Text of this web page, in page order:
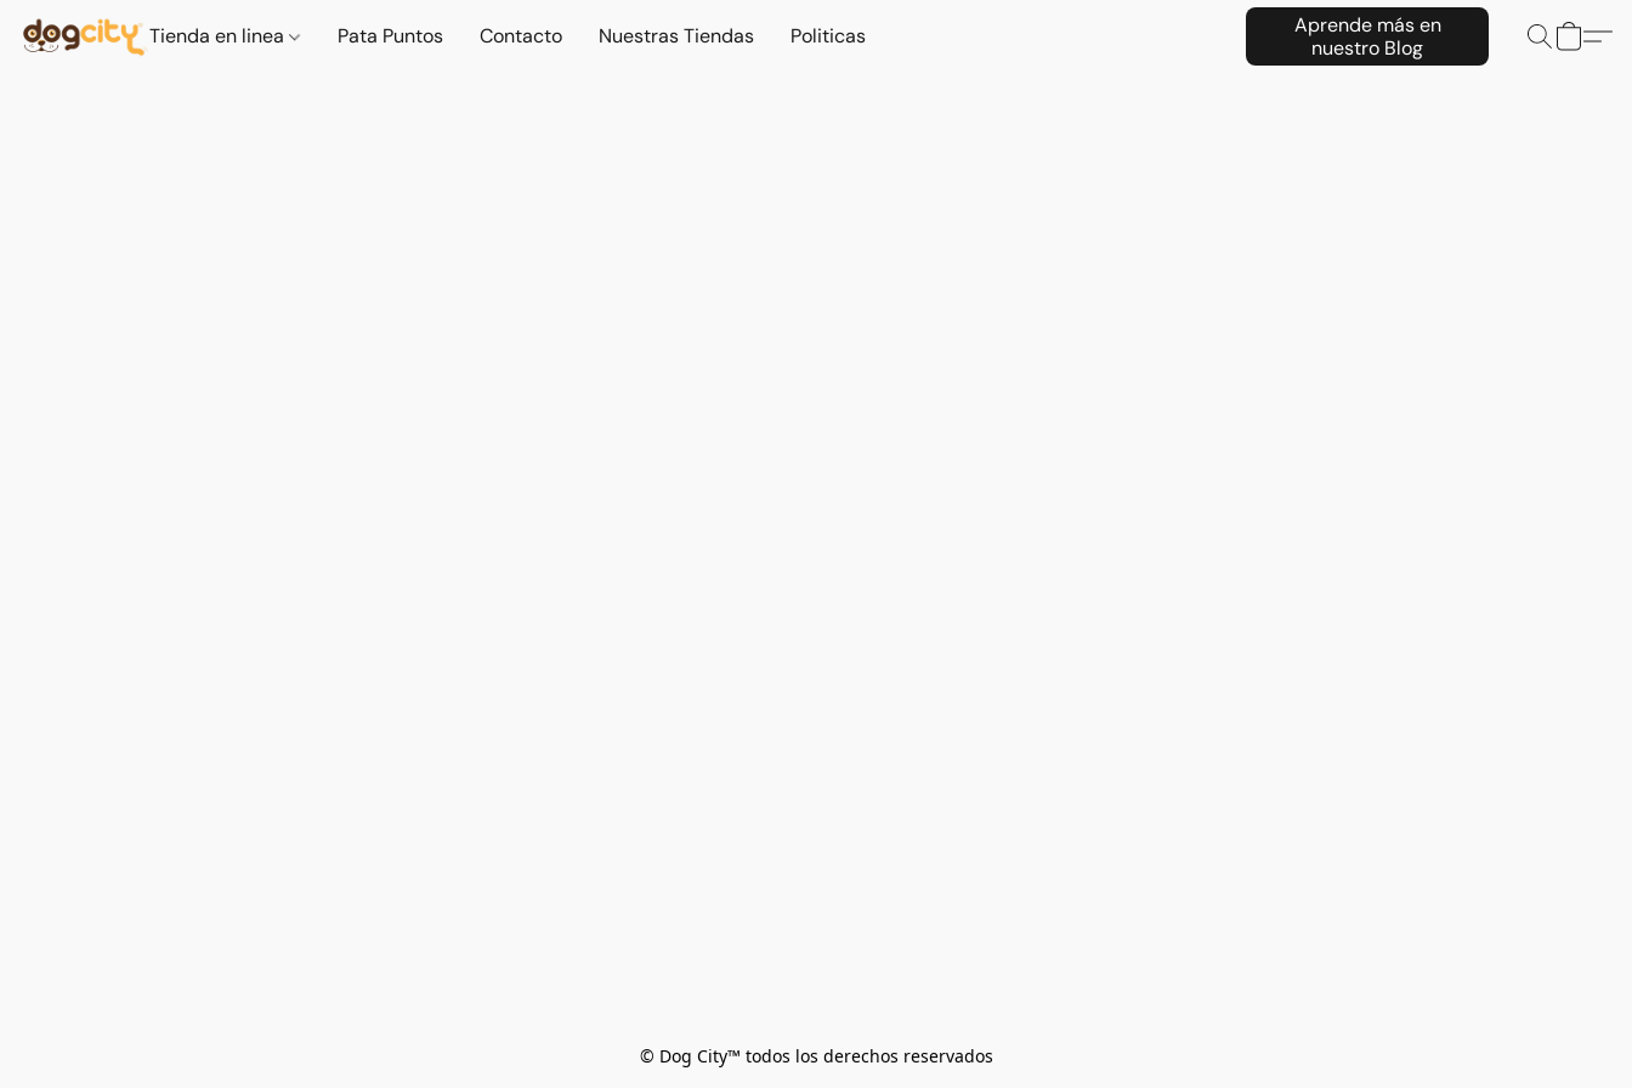
Tienda en linea Pata Puntos Contacto Nuestras Tiendas Politicas
Aprende más en
nuestro Blog
© Dog City™ todos los derechos reservados